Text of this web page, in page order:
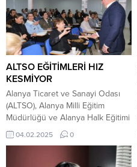
doğumlu 2.07 cm boyunda ki
oyuncu voleybola Halkbank alt
yapısında başladı. TVF Spor
Lisesi, Halkbank Genç ve Yıldız
Takımı, Anadolu Üniversitesi,
Payas Belediyespor, Haliliye
Belediyespor ve Alanya
Belediyespor formalarını terletti....
ALTSO EĞİTİMLERİ HIZ
KESMİYOR
Alanya Ticaret ve Sanayi Odası
(ALTSO), Alanya Milli Eğitim
Müdürlüğü ve Alanya Halk Eğitimi
Merkezi Müdürlüğü iş birliğiyle
düzenlenen Bina ve Site
04.02.2025 0